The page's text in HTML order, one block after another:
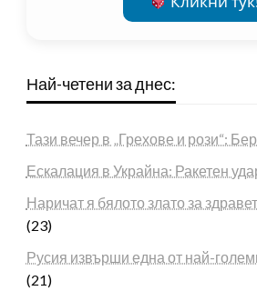
Най-четени за днес:
Тази вечер в „Грехове и рози“:
Ескалация в Украйна: Ракетен
Наричат я бялото злато за
(23)
Русия извърши една от най-
(21)